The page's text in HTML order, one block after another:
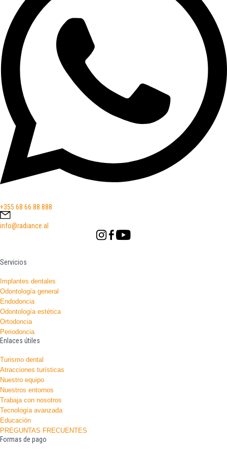
+355 68 66 88 888
info@radiance.al
Servicios
Implantes dentales
Odontología general
Endodoncia
Odontología estética
Ortodoncia
Periodoncia
Enlaces útiles
Turismo dental
Atracciones turísticas
Nuestro equipo
Nuestros entornos
Trabaja con nosotros
Tecnología avanzada
Educación
PREGUNTAS FRECUENTES
Formas de pago